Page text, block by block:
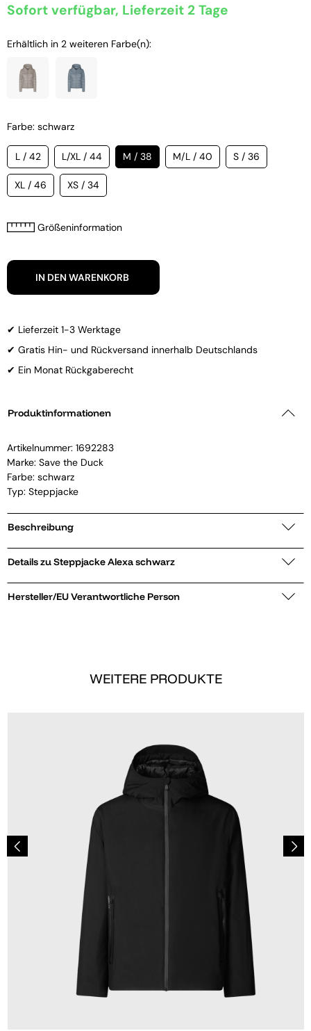
Sofort verfügbar, Lieferzeit 2 Tage
Erhältlich in 2 weiteren Farbe(n):
Farbe: schwarz
L / 42 L/XL / 44 M / 38 M/L / 40 S / 36
XL / 46 XS / 34
Größeninformation
IN DEN WARENKORB
✔ Lieferzeit 1-3 Werktage
✔ Gratis Hin- und Rückversand innerhalb Deutschlands
✔ Ein Monat Rückgaberecht
Produktinformationen
Artikelnummer: 1692283
Marke: Save the Duck
Farbe: schwarz
Typ: Steppjacke
Beschreibung
Details zu Steppjacke Alexa schwarz
Hersteller/EU Verantwortliche Person
WEITERE PRODUKTE